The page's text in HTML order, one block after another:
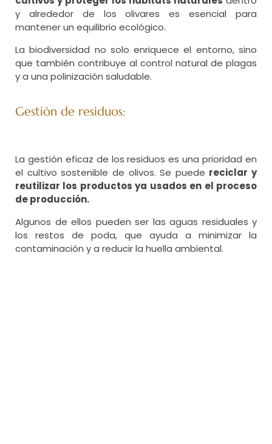
y alrededor de los olivares es esencial para
mantener un equilibrio ecológico.
La biodiversidad no solo enriquece el entorno, sino
que también contribuye al control natural de plagas
y a una polinización saludable.
Gestión de residuos:
La gestión eficaz de los residuos es una prioridad en
el cultivo sostenible de olivos. Se puede reciclar y
reutilizar los productos ya usados en el proceso
de producción.
Algunos de ellos pueden ser las aguas residuales y
los restos de poda, que ayuda a minimizar la
contaminación y a reducir la huella ambiental.